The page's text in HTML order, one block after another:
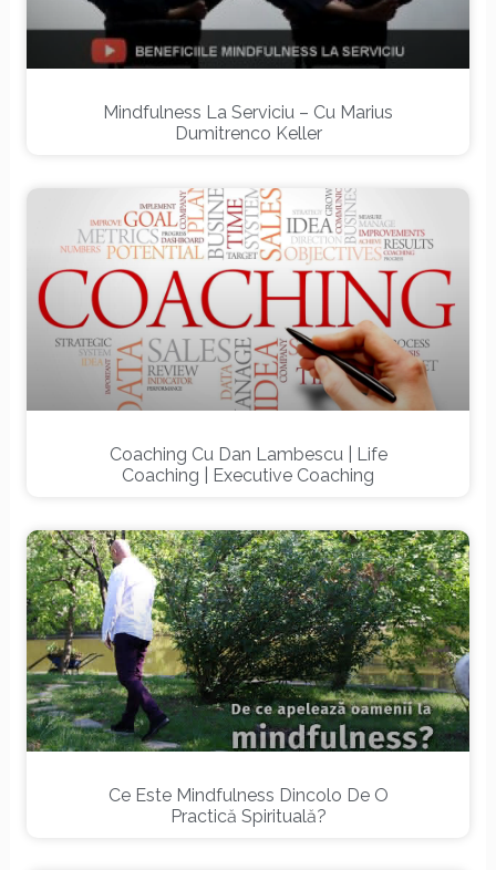
Mindfulness La Serviciu – Cu Marius
Dumitrenco Keller
Coaching Cu Dan Lambescu | Life
Coaching | Executive Coaching
Ce Este Mindfulness Dincolo De O
Practică Spirituală?